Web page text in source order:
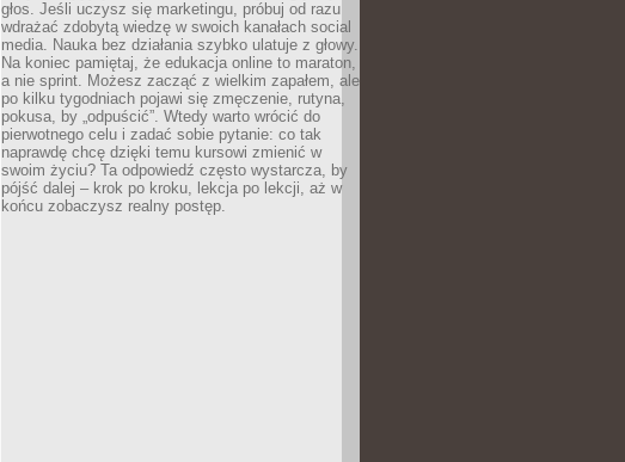
głos. Jeśli uczysz się marketingu, próbuj od razu
wdrażać zdobytą wiedzę w swoich kanałach social
media. Nauka bez działania szybko ulatuje z głowy.
Na koniec pamiętaj, że edukacja online to maraton,
a nie sprint. Możesz zacząć z wielkim zapałem, ale
po kilku tygodniach pojawi się zmęczenie, rutyna,
pokusa, by „odpuścić”. Wtedy warto wrócić do
pierwotnego celu i zadać sobie pytanie: co tak
naprawdę chcę dzięki temu kursowi zmienić w
swoim życiu? Ta odpowiedź często wystarcza, by
pójść dalej – krok po kroku, lekcja po lekcji, aż w
końcu zobaczysz realny postęp.